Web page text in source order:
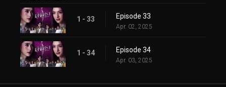
1 - 33 Episode 33
Apr. 02, 2025
1 - 34 Episode 34
Apr. 03, 2025